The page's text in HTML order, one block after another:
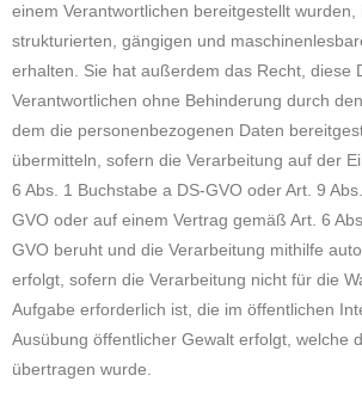
einem Verantwortlichen bereitgestellt wurden,
strukturierten, gängigen und
erhalten. Sie hat außerdem das Recht, diese
Verantwortlichen ohne Behinderung durch
dem die personenbezogenen Daten
übermitteln, sofern die Verarbeitung auf der
6 Abs. 1 Buchstabe a DS-GVO oder Art. 9
GVO oder auf einem Vertrag gemäß Art. 6
GVO beruht und die Verarbeitung mithilfe
erfolgt, sofern die Verarbeitung nicht für die
Aufgabe erforderlich ist, die im öffentlichen
Ausübung öffentlicher Gewalt erfolgt, welche
übertragen wurde.